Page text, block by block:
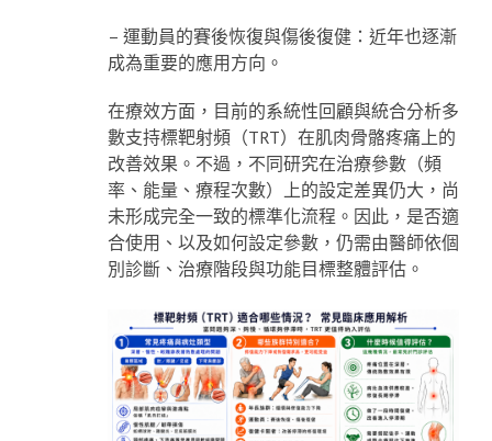
– 運動員的賽後恢復與傷後復健：近年也逐漸
成為重要的應用方向。
在療效方面，目前的系統性回顧與統合分析多
數支持標靶射頻（TRT）在肌肉骨骼疼痛上的
改善效果。不過，不同研究在治療參數（頻
率、能量、療程次數）上的設定差異仍大，尚
未形成完全一致的標準化流程。因此，是否適
合使用、以及如何設定參數，仍需由醫師依個
別診斷、治療階段與功能目標整體評估。